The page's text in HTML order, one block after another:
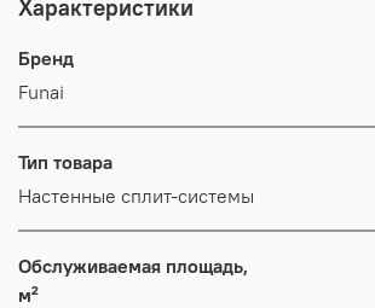
Характеристики
Бренд
Funai
Тип товара
Настенные сплит-системы
Обслуживаемая площадь,
м²